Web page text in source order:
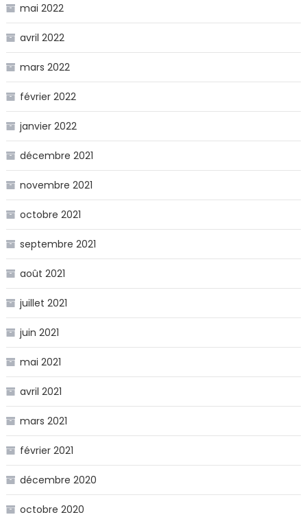
mai 2022
avril 2022
mars 2022
février 2022
janvier 2022
décembre 2021
novembre 2021
octobre 2021
septembre 2021
août 2021
juillet 2021
juin 2021
mai 2021
avril 2021
mars 2021
février 2021
décembre 2020
octobre 2020